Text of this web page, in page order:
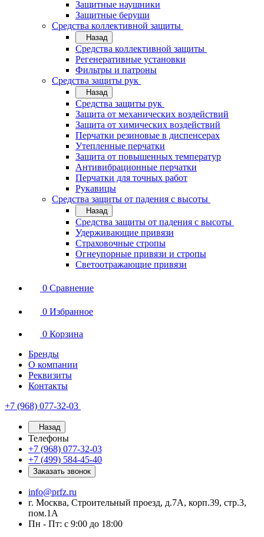
Защитные наушники
Защитные беруши
Средства коллективной защиты
Назад
Средства коллективной защиты
Регенеративные установки
Фильтры и патроны
Средства защиты рук
Назад
Средства защиты рук
Защита от механических воздействий
Защита от химических воздействий
Перчатки резиновые в диспенсерах
Утепленные перчатки
Защита от повышенных температур
Антивибрационные перчатки
Перчатки для точных работ
Рукавицы
Средства защиты от падения с высоты
Назад
Средства защиты от падения с высоты
Удерживающие привязи
Страховочные стропы
Огнеупорные привязи и стропы
Светоотражающие привязи
0 Сравнение
0 Избранное
0 Корзина
Бренды
О компании
Реквизиты
Контакты
+7 (968) 077-32-03
Назад
Телефоны
+7 (968) 077-32-03
+7 (499) 584-45-40
Заказать звонок
info@prfz.ru
г. Москва, Строительный проезд, д.7А, корп.39, стр.3,
пом.1А
Пн - Пт: с 9:00 до 18:00